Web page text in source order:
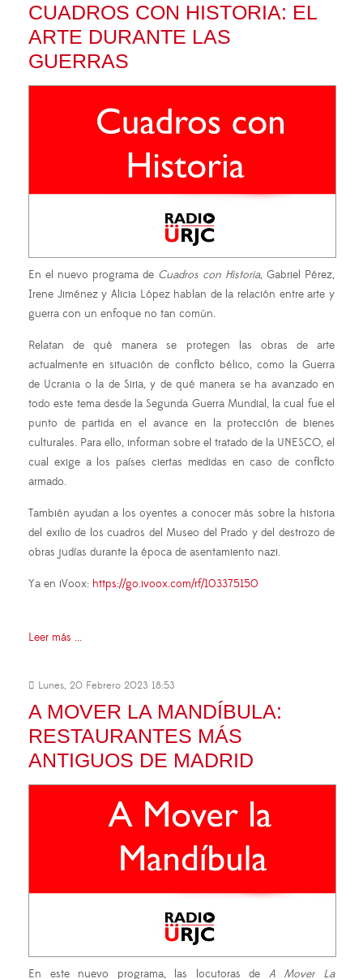
CUADROS CON HISTORIA: EL
ARTE DURANTE LAS
GUERRAS
En el nuevo programa de Cuadros con Historia, Gabriel Pérez,
Irene Jiménez y Alicia López hablan de la relación entre arte y
guerra con un enfoque no tan común.
Relatan de qué manera se protegen las obras de arte
actualmente en situación de conflicto bélico, como la Guerra
de Ucrania o la de Siria, y de qué manera se ha avanzado en
todo este tema desde la Segunda Guerra Mundial, la cual fue el
punto de partida en el avance en la protección de bienes
culturales. Para ello, informan sobre el tratado de la UNESCO, el
cual exige a los países ciertas medidas en caso de conflicto
armado.
También ayudan a los oyentes a conocer más sobre la historia
del exilio de los cuadros del Museo del Prado y del destrozo de
obras judías durante la época de asentamiento nazi.
Ya en iVoox: https://go.ivoox.com/rf/103375150
Leer más ...
Lunes, 20 Febrero 2023 18:53
A MOVER LA MANDÍBULA:
RESTAURANTES MÁS
ANTIGUOS DE MADRID
En este nuevo programa, las locutoras de A Mover La